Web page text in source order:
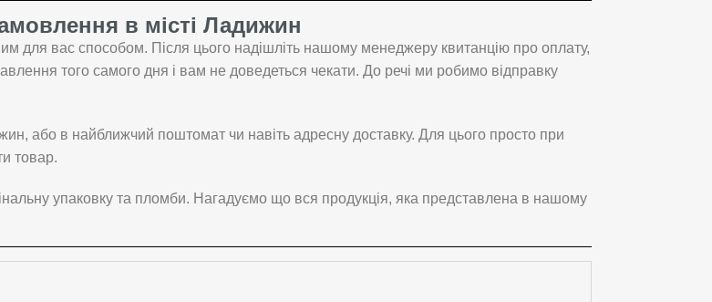
в місті Ладижин
для вас способом. Після цього надішліть нашому менеджеру квитанцію про оплату,
того самого дня і вам не доведеться чекати. До речі ми робимо відправку
або в найближчий поштомат чи навіть адресну доставку. Для цього просто при
товар.
упаковку та пломби. Нагадуємо що вся продукція, яка представлена в нашому